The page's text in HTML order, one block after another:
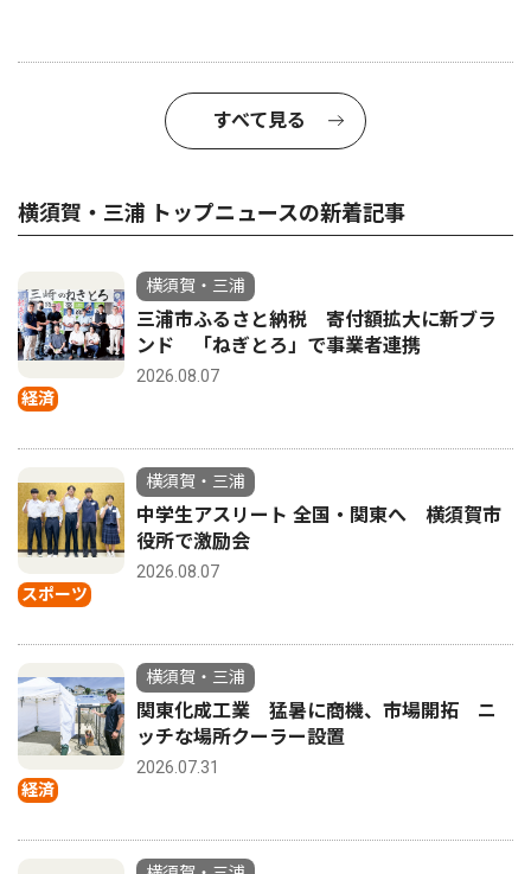
すべて見る
横須賀・三浦 トップニュースの新着記事
経済
横須賀・三浦
三浦市ふるさと納税 寄付額拡大に新ブラ
ンド 「ねぎとろ」で事業者連携
2026.08.07
スポーツ
横須賀・三浦
中学生アスリート 全国・関東へ 横須賀市
役所で激励会
2026.08.07
経済
横須賀・三浦
関東化成工業 猛暑に商機、市場開拓 ニ
ッチな場所クーラー設置
2026.07.31